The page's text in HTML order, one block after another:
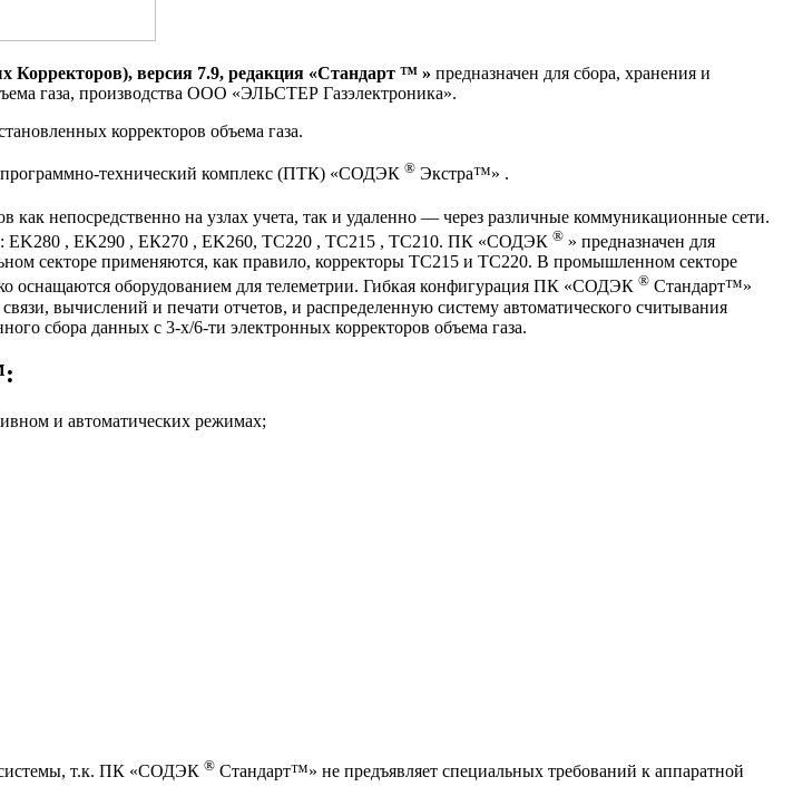
версия 7.9, редакция «Стандарт ™ » предназначен для сбора, хранения и
газа, производства ООО «ЭЛЬСТЕР Газэлектроника».
корректоров объема газа.
программно-технический комплекс (ПТК) «СОДЭК ® Экстра™» .
как непосредственно на узлах учета, так и удаленно — через различные коммуникационные сети.
EK280 , EK290 , ЕК270 , EK260, ТС220 , ТС215 , ТС210. ПК «СОДЭК ® » предназначен для
секторе применяются, как правило, корректоры ТС215 и ТС220. В промышленном секторе
оснащаются оборудованием для телеметрии. Гибкая конфигурация ПК «СОДЭК ® Стандарт™»
вычислений и печати отчетов, и распределенную систему автоматического считывания
сбора данных с 3-х/6-ти электронных корректоров объема газа.
и автоматических режимах;
системы, т.к. ПК «СОДЭК ® Стандарт™» не предъявляет специальных требований к аппаратной